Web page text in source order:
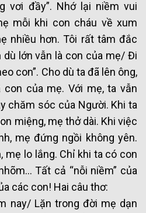
vơi đầy”. Nhớ lại niềm vui
mỗi khi con cháu về xum
nhiều hơn. Tôi rất tâm đắc
dù lớn vẫn là con của mẹ/ Đi
con”. Cho dù ta đã lên ông,
con của mẹ. Với mẹ, ta vẫn
chăm sóc của Người. Khi ta
miệng, mẹ thở dài. Khi việc
mẹ đứng ngồi không yên.
mẹ lo lắng. Chỉ khi ta có con
Tất cả “nỗi niềm” của
các con! Hai câu thơ:
nay/ Lặn trong đời mẹ dạn